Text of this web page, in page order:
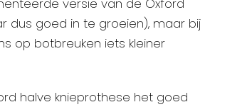
versie van de Oxford
dus goed in te groeien), maar bij
op botbreuken iets kleiner
halve knieprothese het goed